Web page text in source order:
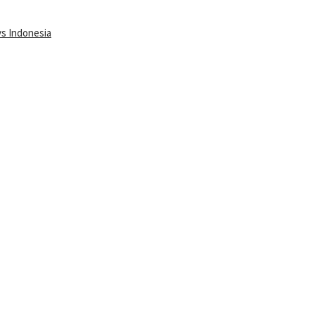
Indonesia